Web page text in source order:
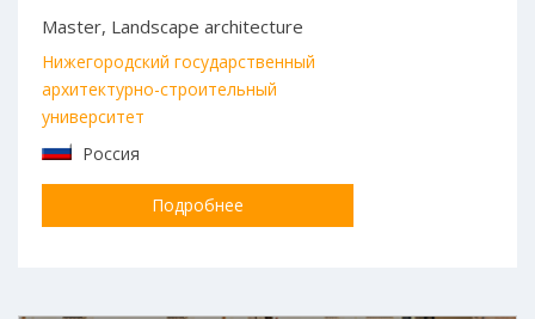
Master, Landscape architecture
Нижегородский государственный
архитектурно-строительный
университет
Россия
Подробнее